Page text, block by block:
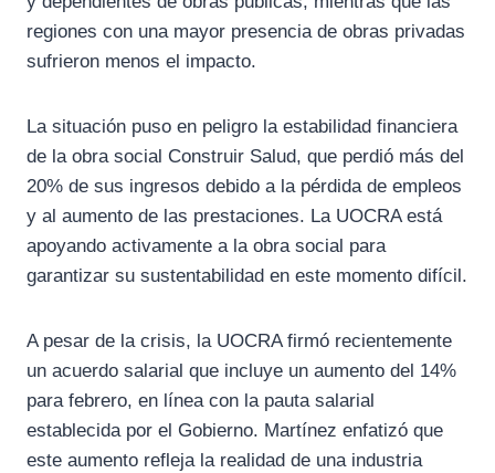
regiones con una mayor presencia de obras privadas
sufrieron menos el impacto.
La situación puso en peligro la estabilidad financiera
de la obra social Construir Salud, que perdió más del
20% de sus ingresos debido a la pérdida de empleos
y al aumento de las prestaciones. La UOCRA está
apoyando activamente a la obra social para
garantizar su sustentabilidad en este momento difícil.
A pesar de la crisis, la UOCRA firmó recientemente
un acuerdo salarial que incluye un aumento del 14%
para febrero, en línea con la pauta salarial
establecida por el Gobierno. Martínez enfatizó que
este aumento refleja la realidad de una industria